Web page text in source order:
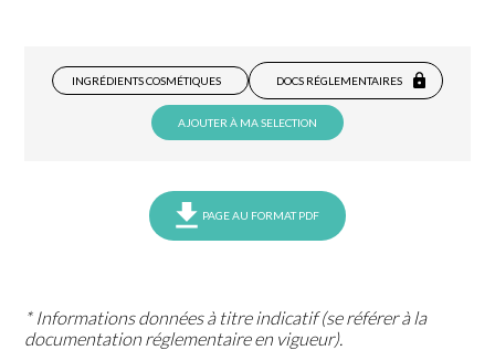
INGRÉDIENTS COSMÉTIQUES DOCS RÉGLEMENTAIRES
AJOUTER À MA SELECTION
PAGE AU FORMAT PDF
* Informations données à titre indicatif (se référer à la
documentation réglementaire en vigueur).